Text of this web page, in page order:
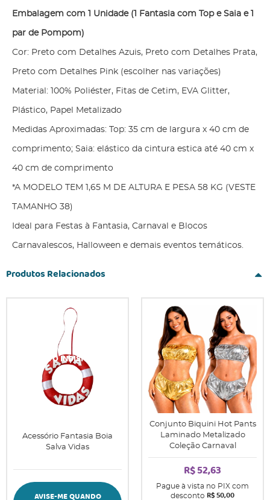
Embalagem com 1 Unidade (1 Fantasia com Top e Saia e 1
par de Pompom)
Cor: Preto com Detalhes Azuis, Preto com Detalhes Prata,
Preto com Detalhes Pink (escolher nas variações)
Material: 100% Poliéster, Fitas de Cetim, EVA Glitter,
Plástico, Papel Metalizado
Medidas Aproximadas: Top: 35 cm de largura x 40 cm de
comprimento; Saia: elástico da cintura estica até 40 cm x
40 cm de comprimento
*A MODELO TEM 1,65 M DE ALTURA E PESA 58 KG (VESTE
TAMANHO 38)
Ideal para Festas à Fantasia, Carnaval e Blocos
Carnavalescos, Halloween e demais eventos temáticos.
Produtos Relacionados
Acessório Fantasia Boia
Salva Vidas
AVISE-ME QUANDO
Conjunto Biquini Hot Pants
Laminado Metalizado
Coleção Carnaval
R$ 52,63
Pague à vista no PIX com
desconto R$ 50,00